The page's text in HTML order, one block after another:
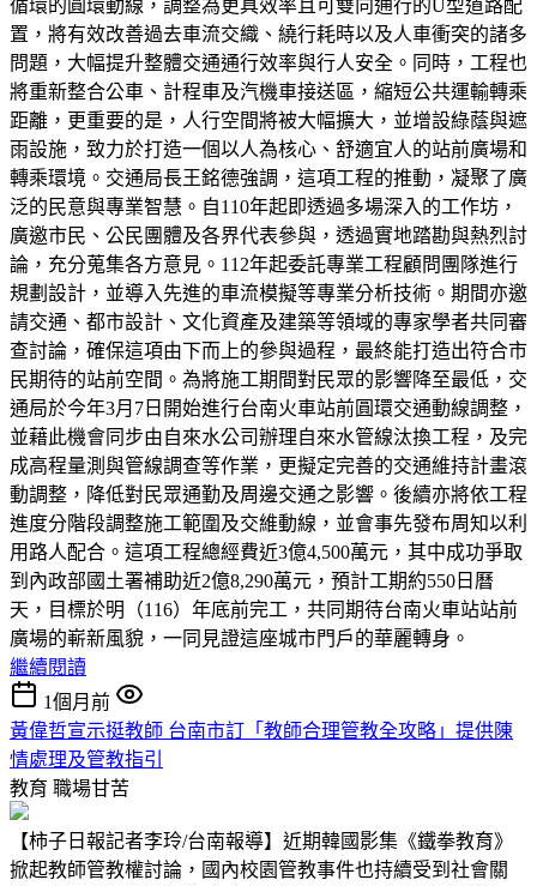
循環的圓環動線，調整為更具效率且可雙向通行的U型道路配
置，將有效改善過去車流交織、繞行耗時以及人車衝突的諸多
問題，大幅提升整體交通通行效率與行人安全。同時，工程也
將重新整合公車、計程車及汽機車接送區，縮短公共運輸轉乘
距離，更重要的是，人行空間將被大幅擴大，並增設綠蔭與遮
雨設施，致力於打造一個以人為核心、舒適宜人的站前廣場和
轉乘環境。交通局長王銘德強調，這項工程的推動，凝聚了廣
泛的民意與專業智慧。自110年起即透過多場深入的工作坊，
廣邀市民、公民團體及各界代表參與，透過實地踏勘與熱烈討
論，充分蒐集各方意見。112年起委託專業工程顧問團隊進行
規劃設計，並導入先進的車流模擬等專業分析技術。期間亦邀
請交通、都市設計、文化資產及建築等領域的專家學者共同審
查討論，確保這項由下而上的參與過程，最終能打造出符合市
民期待的站前空間。為將施工期間對民眾的影響降至最低，交
通局於今年3月7日開始進行台南火車站前圓環交通動線調整，
並藉此機會同步由自來水公司辦理自來水管線汰換工程，及完
成高程量測與管線調查等作業，更擬定完善的交通維持計畫滾
動調整，降低對民眾通勤及周邊交通之影響。後續亦將依工程
進度分階段調整施工範圍及交維動線，並會事先發布周知以利
用路人配合。這項工程總經費近3億4,500萬元，其中成功爭取
到內政部國土署補助近2億8,290萬元，預計工期約550日曆
天，目標於明（116）年底前完工，共同期待台南火車站站前
廣場的嶄新風貌，一同見證這座城市門戶的華麗轉身。
繼續閱讀
1個月前
黃偉哲宣示挺教師 台南市訂「教師合理管教全攻略」提供陳
情處理及管教指引
教育 職場甘苦
【柿子日報記者李玲/台南報導】近期韓國影集《鐵拳教育》
掀起教師管教權討論，國內校園管教事件也持續受到社會關